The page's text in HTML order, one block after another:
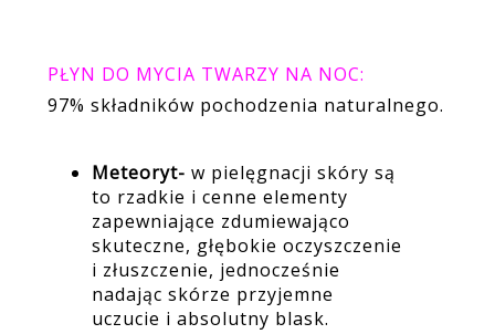
PŁYN DO MYCIA TWARZY NA NOC:
97% składników pochodzenia naturalnego.
Meteoryt- w pielęgnacji skóry są
to rzadkie i cenne elementy
zapewniające zdumiewająco
skuteczne, głębokie oczyszczenie
i złuszczenie, jednocześnie
nadając skórze przyjemne
uczucie i absolutny blask.